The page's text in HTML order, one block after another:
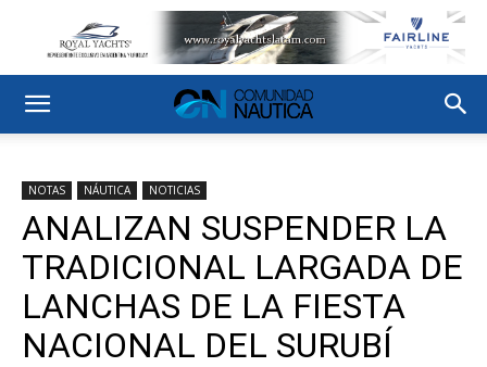
NOTAS NÁUTICA NOTICIAS
ANALIZAN SUSPENDER LA
TRADICIONAL LARGADA DE
LANCHAS DE LA FIESTA
NACIONAL DEL SURUBÍ